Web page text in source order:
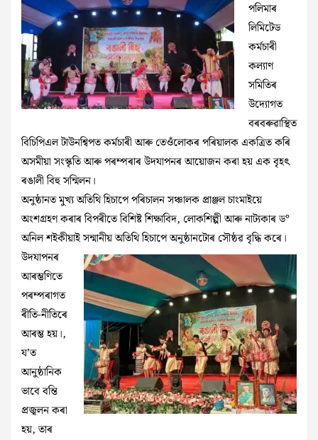
পলিমাৰ
লিমিটেড
কৰ্মচাৰী
কল্যাণ
সমিতিৰ
উদ্যোগত
বৰবৰুৱাস্থিত
বিচিপিএল টাউনশ্বিপত কৰ্মচাৰী আৰু তেওঁলোকৰ পৰিয়ালক একত্ৰিত কৰি
অসমীয়া সংস্কৃতি আৰু পৰম্পৰাৰ উদযাপনৰ আয়োজন কৰা হয় এক বৃহৎ
ৰঙালী বিহু সন্মিলন।
অনুষ্ঠানত মুখ্য অতিথি হিচাপে পৰিচালন সঞ্চালক প্ৰাঞ্জল চাংমাইয়ে
অংশগ্ৰহণ কৰাৰ বিপৰীতে বিশিষ্ট শিক্ষাবিদ, লোকশিল্পী আৰু নাট্যকাৰ ড°
অনিল শইকীয়াই সন্মানীয় অতিথিহিচাপে অনুষ্ঠানটোৰ সৌষ্ঠৱ বৃদ্ধি কৰে।
উদযাপনৰ
আৰম্ভণিতে
পৰম্পৰাগত
ৰীতি-নীতিৰে
আৰম্ভ হয়।,
য’ত
আনুষ্ঠানিক
ভাবে বন্তি
প্ৰজ্বলন কৰা
হয়, তাৰ